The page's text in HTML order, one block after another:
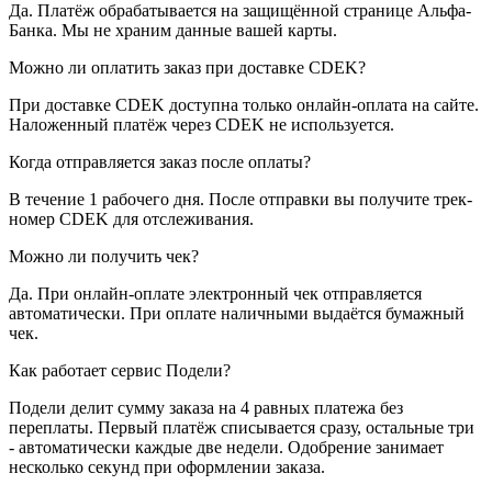
Да. Платёж обрабатывается на защищённой странице Альфа-
Банка. Мы не храним данные вашей карты.
Можно ли оплатить заказ при доставке CDEK?
При доставке CDEK доступна только онлайн-оплата на сайте.
Наложенный платёж через CDEK не используется.
Когда отправляется заказ после оплаты?
В течение 1 рабочего дня. После отправки вы получите трек-
номер CDEK для отслеживания.
Можно ли получить чек?
Да. При онлайн-оплате электронный чек отправляется
автоматически. При оплате наличными выдаётся бумажный
чек.
Как работает сервис Подели?
Подели делит сумму заказа на 4 равных платежа без
переплаты. Первый платёж списывается сразу, остальные три
- автоматически каждые две недели. Одобрение занимает
несколько секунд при оформлении заказа.